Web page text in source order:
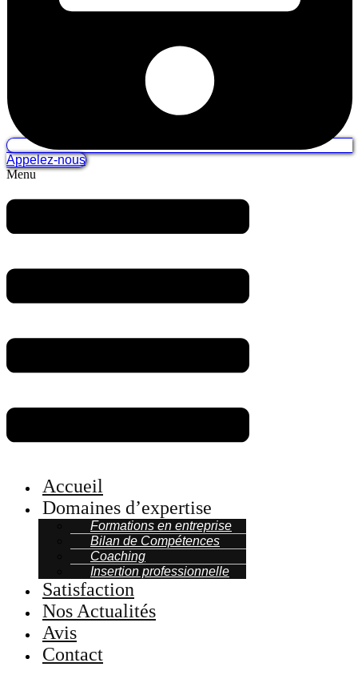
Appelez-nous
Menu
Accueil
Domaines d’expertise
Formations en entreprise
Bilan de Compétences
Coaching
Insertion professionnelle
Satisfaction
Nos Actualités
Avis
Contact